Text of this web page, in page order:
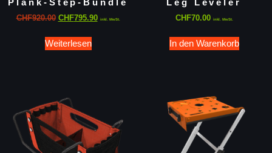
CHF920.00 CHF795.90 inkl. MwSt.
Weiterlesen
CHF70.00 inkl. MwSt.
In den Warenkorb